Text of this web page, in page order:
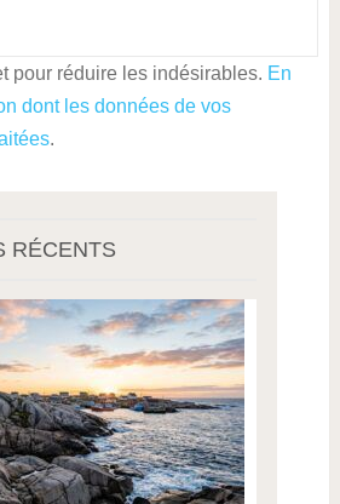
pour réduire les indésirables. En
dont les données de vos
.
RÉCENTS